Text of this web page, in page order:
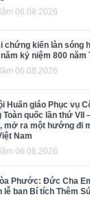
06.08.2026
chứng kiến làn sóng
kỷ niệm 800 năm
06.08.2026
Huấn giáo Phục vụ
Toàn quốc lần thứ VII
mở ra một hướng đi
Nam
06.08.2026
Phước: Đức Cha
lễ ban Bí tích Thêm